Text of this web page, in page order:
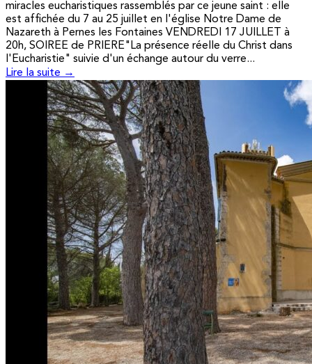
miracles eucharistiques rassemblés par ce jeune saint : elle
est affichée du 7 au 25 juillet en l'église Notre Dame de
Nazareth à Pernes les Fontaines VENDREDI 17 JUILLET à
20h, SOIREE de PRIERE"La présence réelle du Christ dans
l'Eucharistie" suivie d'un échange autour du verre...
Lire la suite →